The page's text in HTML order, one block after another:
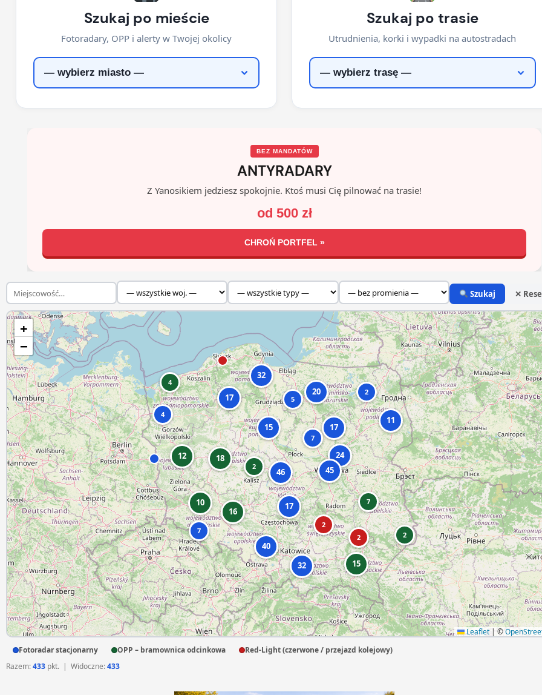
Szukaj po mieście
Fotoradary, OPP i alerty w Twojej okolicy
Szukaj po trasie
Utrudnienia, korki i wypadki na autostradach
BEZ MANDATÓW
ANTYRADARY
Z Yanosikiem jedziesz spokojnie. Ktoś musi Cię pilnować na trasie!
od 500 zł
CHROŃ PORTFEL »
Szukaj ✕
7
2
2
17
5
20
2
12
4
10
16
7
15
7
17
46 45
24
15
2
11
32
32
40
2
17
18
4
+
−
Leaflet | ©
Fotoradar stacjonarny
OPP – bramownica odcinkowa
Red-Light (czerwone / przejazd kolejowy)
Razem:433 pkt. | Widoczne:433